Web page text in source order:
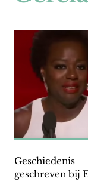
Geschiedenis
geschreven bij